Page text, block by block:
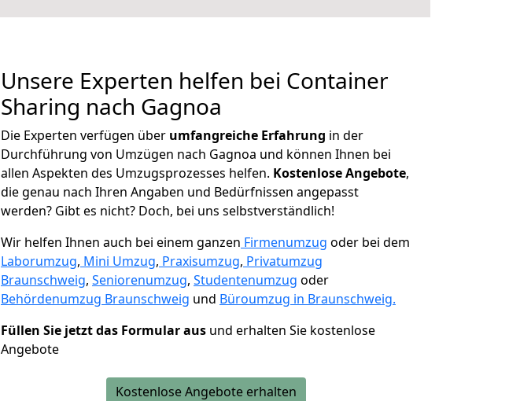
Unsere Experten helfen bei Container
Sharing nach Gagnoa
Die Experten verfügen über umfangreiche Erfahrung in der
Durchführung von Umzügen nach Gagnoa und können Ihnen bei
allen Aspekten des Umzugsprozesses helfen. Kostenlose Angebote,
die genau nach Ihren Angaben und Bedürfnissen angepasst
werden? Gibt es nicht? Doch, bei uns selbstverständlich!
Wir helfen Ihnen auch bei einem ganzen Firmenumzug oder bei dem
Laborumzug, Mini Umzug, Praxisumzug, Privatumzug
Braunschweig, Seniorenumzug, Studentenumzug oder
Behördenumzug Braunschweig und Büroumzug in Braunschweig.
Füllen Sie jetzt das Formular aus und erhalten Sie kostenlose
Angebote
Kostenlose Angebote erhalten